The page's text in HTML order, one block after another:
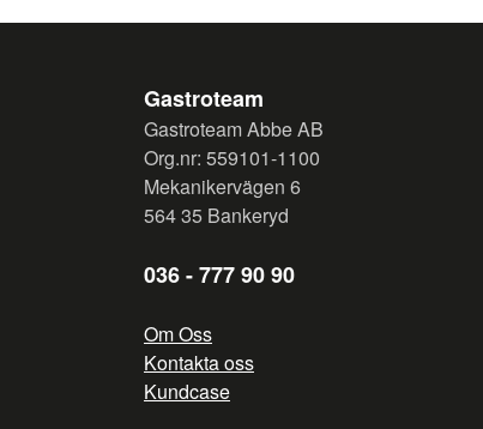
Gastroteam
Gastroteam Abbe AB
Org.nr: 559101-1100
Mekanikervägen 6
564 35 Bankeryd
036 - 777 90 90
Om Oss
Kontakta oss
Kundcase